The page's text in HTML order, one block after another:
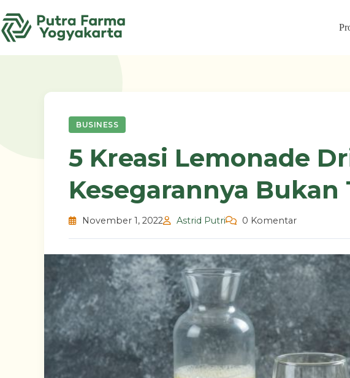
to
content
BUSINESS
5 Kreasi Lemonade
Kesegarannya Bukan
November 1, 2022 Astrid Putri 0 Komentar